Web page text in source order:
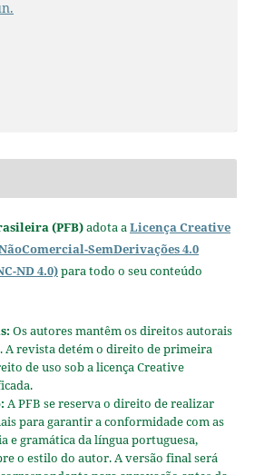
(PFB)adota aLicença Creative
SemDerivações 4.0
ND 4.0)para todo o seu conteúdo
Os autores mantêm os direitos autorais
A revista detém o direito de primeira
de uso sob a licença Creative
A PFB se reserva o direito de realizar
para garantir a conformidade com as
e gramática da língua portuguesa,
o estilo do autor. A versão final será